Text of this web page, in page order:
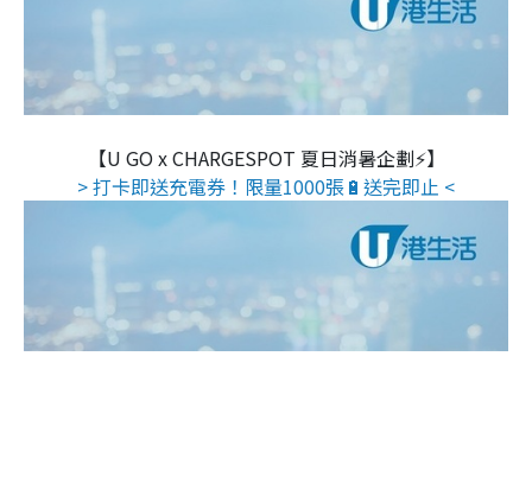
【U GO x CHARGESPOT 夏日消暑企劃⚡】
> 打卡即送充電券！限量1000張🔋送完即止 <